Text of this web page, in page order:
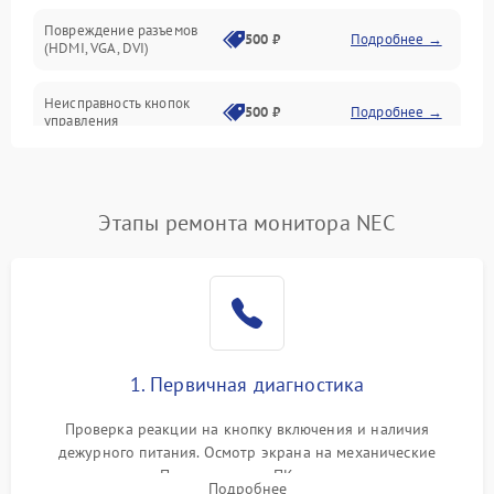
Повреждение разъемов
(HDMI, VGA, DVI)
500 ₽ Подробнее →
Неисправность кнопок
управления
500 ₽ Подробнее →
Повреждение кабеля
1000 ₽
Поломка системы
автоматического
1000 ₽ Подробнее →
Неисправность системы
1000 ₽
Этапы ремонта монитора NEC
1. Первичная диагностика
Проверка реакции на кнопку включения и наличия
дежурного питания. Осмотр экрана на механические
повреждения. Подключение к ПК для оценки вывода
Подробнее